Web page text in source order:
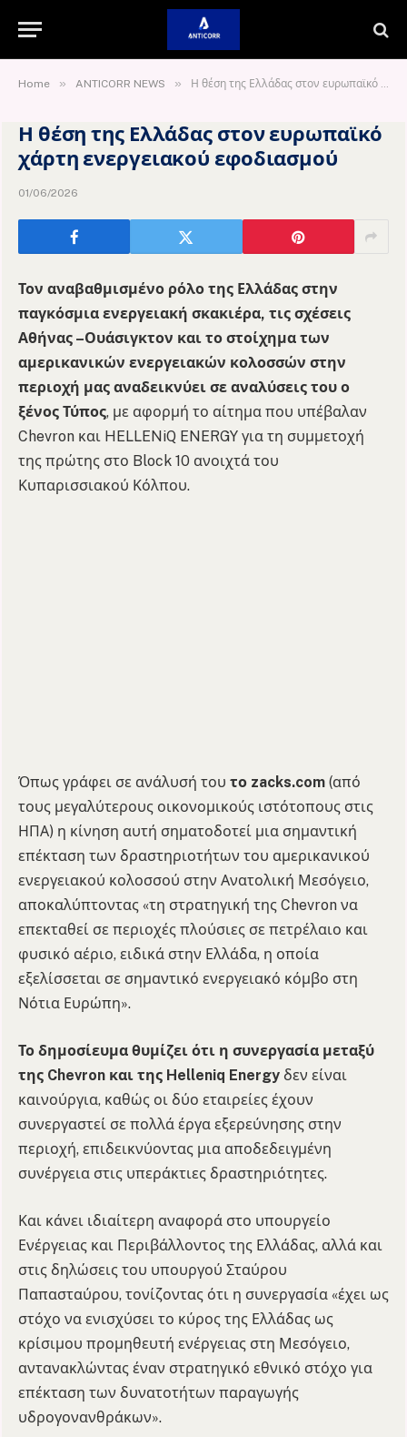
Home » ANTICORR NEWS » Η θέση της Ελλάδας στον ευρωπαϊκό χάρτη ενεργειακού εφοδιασμού
Η θέση της Ελλάδας στον ευρωπαϊκό
χάρτη ενεργειακού εφοδιασμού
01/06/2026
Τον αναβαθμισμένο ρόλο της Ελλάδας στην
παγκόσμια ενεργειακή σκακιέρα, τις σχέσεις
Αθήνας –Ουάσιγκτον και το στοίχημα των
αμερικανικών ενεργειακών κολοσσών στην
περιοχή μας αναδεικνύει σε αναλύσεις του ο
ξένος Τύπος, με αφορμή το αίτημα που υπέβαλαν
Chevron και HELLENiQ ENERGY για τη συμμετοχή
της πρώτης στο Block 10 ανοιχτά του
Κυπαρισσιακού Κόλπου.
Όπως γράφει σε ανάλυσή του το zacks.com (από
τους μεγαλύτερους οικονομικούς ιστότοπους στις
ΗΠΑ) η κίνηση αυτή σηματοδοτεί μια σημαντική
επέκταση των δραστηριοτήτων του αμερικανικού
ενεργειακού κολοσσού στην Ανατολική Μεσόγειο,
αποκαλύπτοντας «τη στρατηγική της Chevron να
επεκταθεί σε περιοχές πλούσιες σε πετρέλαιο και
φυσικό αέριο, ειδικά στην Ελλάδα, η οποία
εξελίσσεται σε σημαντικό ενεργειακό κόμβο στη
Νότια Ευρώπη».
Το δημοσίευμα θυμίζει ότι η συνεργασία μεταξύ
της Chevron και της Helleniq Energy δεν είναι
καινούργια, καθώς οι δύο εταιρείες έχουν
συνεργαστεί σε πολλά έργα εξερεύνησης στην
περιοχή, επιδεικνύοντας μια αποδεδειγμένη
συνέργεια στις υπεράκτιες δραστηριότητες.
Και κάνει ιδιαίτερη αναφορά στο υπουργείο
Ενέργειας και Περιβάλλοντος της Ελλάδας, αλλά και
στις δηλώσεις του υπουργού Σταύρου
Παπασταύρου, τονίζοντας ότι η συνεργασία «έχει ως
στόχο να ενισχύσει το κύρος της Ελλάδας ως
κρίσιμου προμηθευτή ενέργειας στη Μεσόγειο,
αντανακλώντας έναν στρατηγικό εθνικό στόχο για
επέκταση των δυνατοτήτων παραγωγής
υδρογονανθράκων».